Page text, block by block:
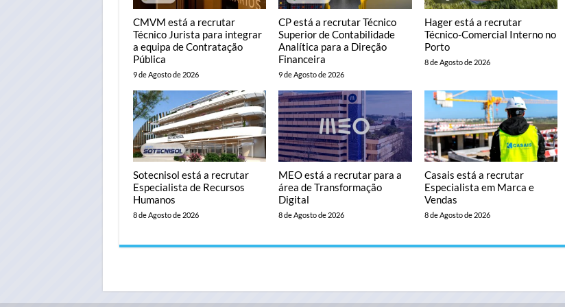
CMVM está a recrutar
Técnico Jurista para integrar
a equipa de Contratação
Pública
9 de Agosto de 2026
CP está a recrutar Técnico
Superior de Contabilidade
Analítica para a Direção
Financeira
9 de Agosto de 2026
Hager está a recrutar
Técnico-Comercial Interno no
Porto
8 de Agosto de 2026
Sotecnisol está a recrutar
Especialista de Recursos
Humanos
8 de Agosto de 2026
MEO está a recrutar para a
área de Transformação
Digital
8 de Agosto de 2026
Casais está a recrutar
Especialista em Marca e
Vendas
8 de Agosto de 2026